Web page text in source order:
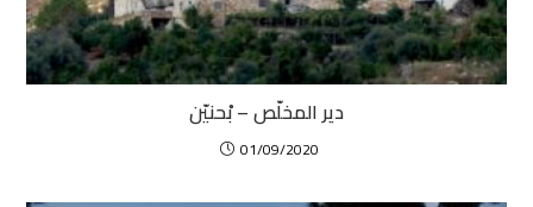
دير المخلّص – بْحنيّن
01/09/2020